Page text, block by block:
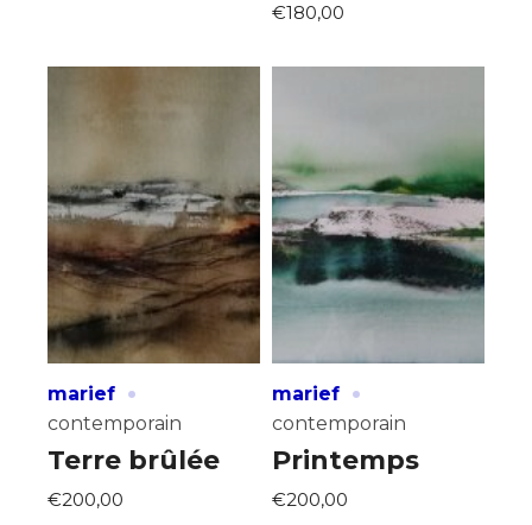
€180,00
marief ·
contemporain
Terre brûlée
€200,00
marief ·
contemporain
Printemps
€200,00